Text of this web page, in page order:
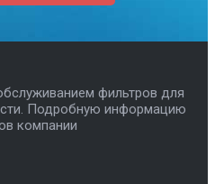
фильтров для
Подробную информацию
компании